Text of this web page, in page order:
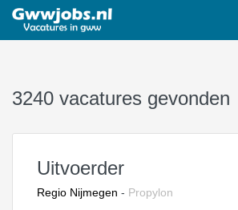
3240 vacatures gevonden
Uitvoerder
Regio Nijmegen - Propylon